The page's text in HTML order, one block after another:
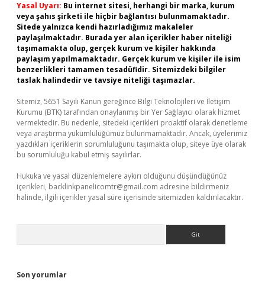
Yasal Uyarı: Bu internet sitesi, herhangi bir marka, kurum
veya şahıs şirketi ile hiçbir bağlantısı bulunmamaktadır.
Sitede yalnızca kendi hazırladığımız makaleler
paylaşılmaktadır. Burada yer alan içerikler haber niteliği
taşımamakta olup, gerçek kurum ve kişiler hakkında
paylaşım yapılmamaktadır. Gerçek kurum ve kişiler ile isim
benzerlikleri tamamen tesadüfidir. Sitemizdeki bilgiler
taslak halindedir ve tavsiye niteliği taşımazlar.
Sitemiz, 5651 Sayılı Kanun gereğince Bilgi Teknolojileri ve İletişim
Kurumu (BTK) tarafından onaylanmış bir Yer Sağlayıcı olarak hizmet
vermektedir. Bu nedenle, sitedeki içerikleri proaktif olarak denetleme
veya araştırma yükümlülüğümüz bulunmamaktadır. Ancak, üyelerimiz
yazdıkları içeriklerin sorumluluğunu taşımakta olup, siteye üye olarak
bu sorumluluğu kabul etmiş sayılırlar.
Hukuka ve yasal düzenlemelere aykırı olduğunu düşündüğünüz
içerikleri, backlinkpanelicomtr@gmail.com adresine bildirmeniz
halinde, ilgili içerikler yasal süre içerisinde sitemizden kaldırılacaktır.
Son yorumlar